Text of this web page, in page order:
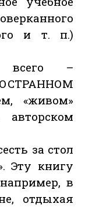
и т. п.)
всего –
«живом»
за стол
Эту книгу
в
отдыхая